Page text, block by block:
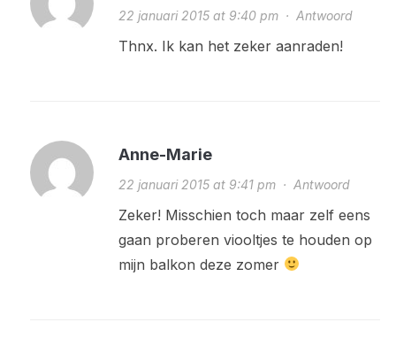
22 januari 2015 at 9:40 pm· Antwoord
Thnx. Ik kan het zeker aanraden!
Anne-Marie
22 januari 2015 at 9:41 pm· Antwoord
Zeker! Misschien toch maar zelf eens
gaan proberen viooltjes te houden op
mijn balkon deze zomer